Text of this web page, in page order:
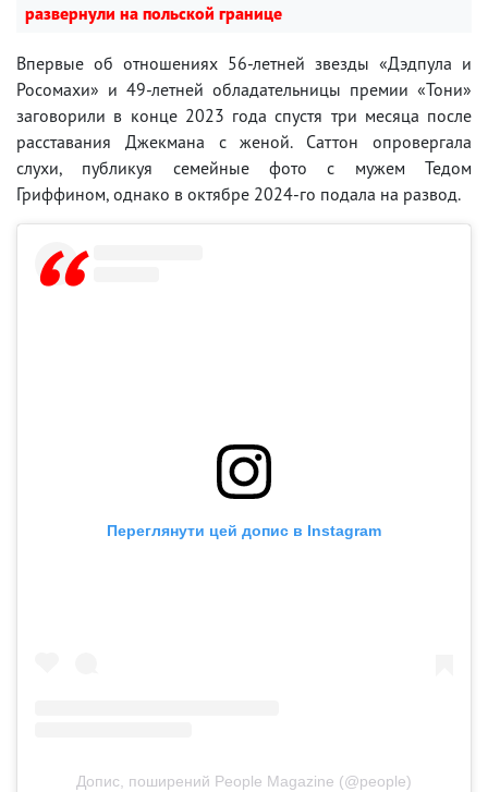
развернули на польской границе
Впервые об отношениях 56-летней звезды «Дэдпула и
Росомахи» и 49-летней обладательницы премии «Тони»
заговорили в конце 2023 года спустя три месяца после
расставания Джекмана с женой. Саттон опровергала
слухи, публикуя семейные фото с мужем Тедом
Гриффином, однако в октябре 2024-го подала на развод.
Переглянути цей допис в Instagram
Допис, поширений People Magazine (@people)